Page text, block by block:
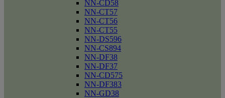
NN-CD58
NN-CT57
NN-CT56
NN-CT55
NN-DS596
NN-CS894
NN-DF38
NN-DF37
NN-CD575
NN-DF383
NN-GD38